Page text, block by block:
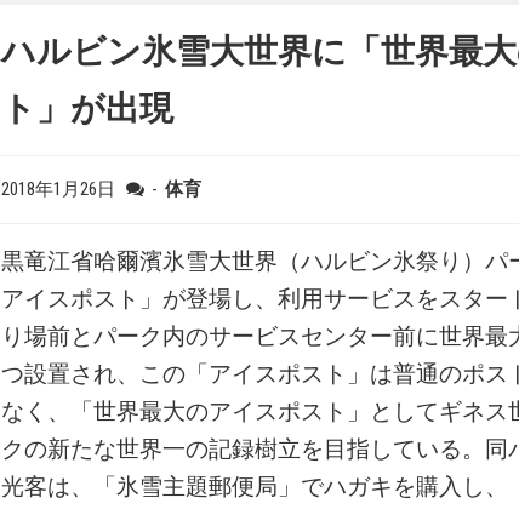
ハルビン氷雪大世界に「世界最
ト」が出現
2018年1月26日 - 体育
黒竜江省哈爾濱氷雪大世界（ハルビン氷祭り）パ
アイスポスト」が登場し、利用サービスをスタ
り場前とパーク内のサービスセンター前に世界
つ設置され、この「アイスポスト」は普通のポ
なく、「世界最大のアイスポスト」としてギネス
クの新たな世界一の記録樹立を目指している。
光客は、「氷雪主題郵便局」でハガキを購入し